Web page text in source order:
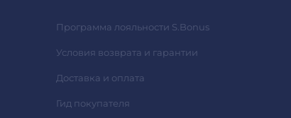
Программа лояльности S.Bonus
Условия возврата и гарантии
Доставка и оплата
Гид покупателя